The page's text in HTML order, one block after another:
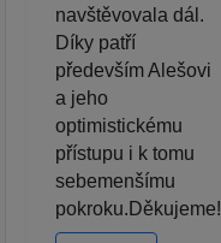
navštěvovala dál.
Díky patří
především Alešovi
a jeho
optimistickému
přístupu i k tomu
sebemenšímu
pokroku.Děkujeme!